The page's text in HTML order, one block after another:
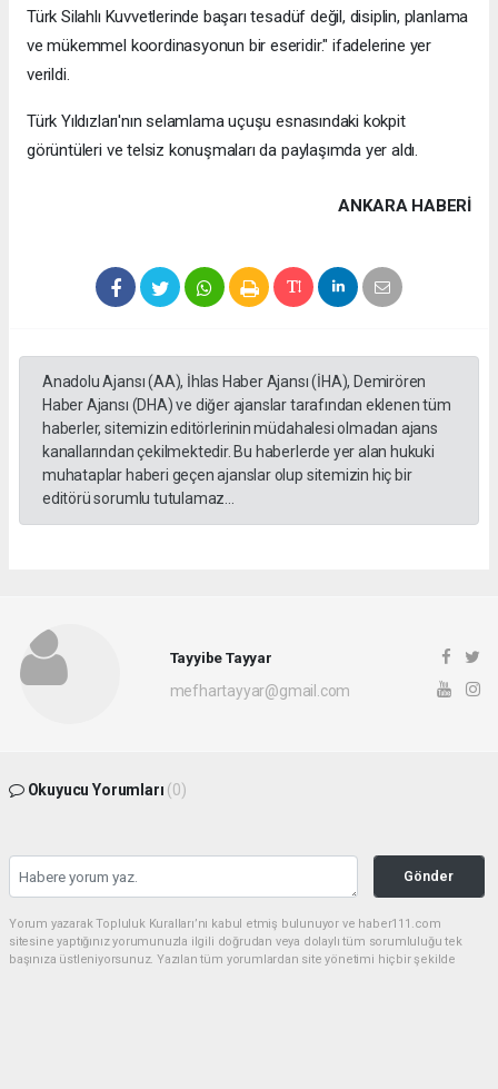
Türk Silahlı Kuvvetlerinde başarı tesadüf değil, disiplin, planlama
ve mükemmel koordinasyonun bir eseridir." ifadelerine yer
verildi.
Türk Yıldızları'nın selamlama uçuşu esnasındaki kokpit
görüntüleri ve telsiz konuşmaları da paylaşımda yer aldı.
ANKARA HABERİ
Anadolu Ajansı (AA), İhlas Haber Ajansı (İHA), Demirören
Haber Ajansı (DHA) ve diğer ajanslar tarafından eklenen tüm
haberler, sitemizin editörlerinin müdahalesi olmadan ajans
kanallarından çekilmektedir. Bu haberlerde yer alan hukuki
muhataplar haberi geçen ajanslar olup sitemizin hiç bir
editörü sorumlu tutulamaz...
Tayyibe Tayyar
mefhartayyar@gmail.com
Okuyucu Yorumları (0)
Gönder
Yorum yazarak Topluluk Kuralları’nı kabul etmiş bulunuyor ve haber111.com
sitesine yaptığınız yorumunuzla ilgili doğrudan veya dolaylı tüm sorumluluğu tek
başınıza üstleniyorsunuz. Yazılan tüm yorumlardan site yönetimi hiçbir şekilde